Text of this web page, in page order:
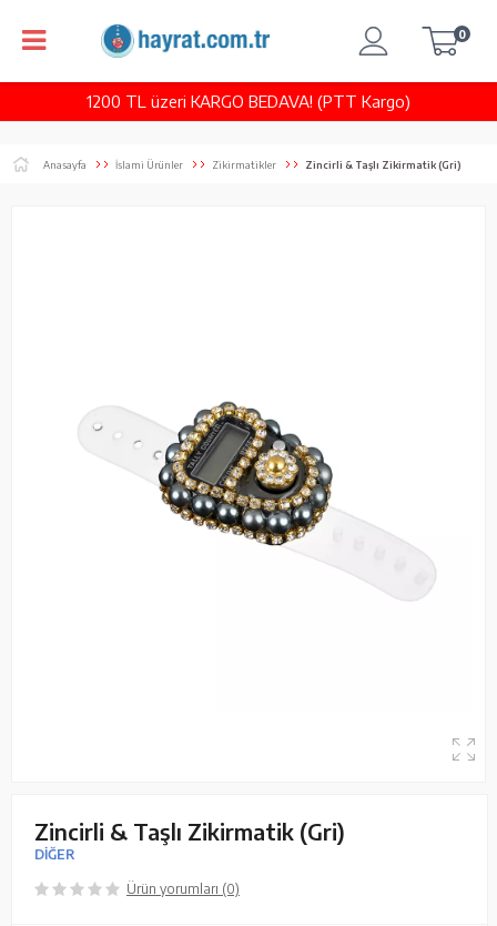
1200 TL üzeri KARGO BEDAVA! (PTT Kargo)
0
Anasayfa İslami Ürünler Zikirmatikler Zincirli & Taşlı Zikirmatik (Gri)
Zincirli & Taşlı Zikirmatik (Gri)
DİĞER
Ürün yorumları (0)